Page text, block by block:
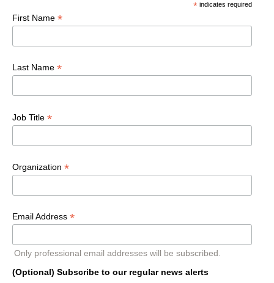
*indicates required
First Name *
Last Name *
Job Title *
Organization *
Email Address *
Only professional email addresses will be subscribed.
(Optional) Subscribe to our regular news alerts